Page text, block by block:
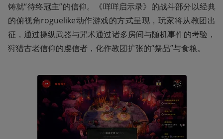
铸就“待终冠主”的信仰。《咩咩启示录》的战斗部分以经典
的俯视角roguelike动作游戏的方式呈现，玩家将从教团出
征，通过操纵武器与咒术通过诸多房间与随机事件的考验，
狩猎古老信仰的虔信者，化作教团扩张的“祭品”与食粮。